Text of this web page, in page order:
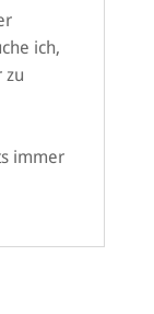
ich,
zu
immer